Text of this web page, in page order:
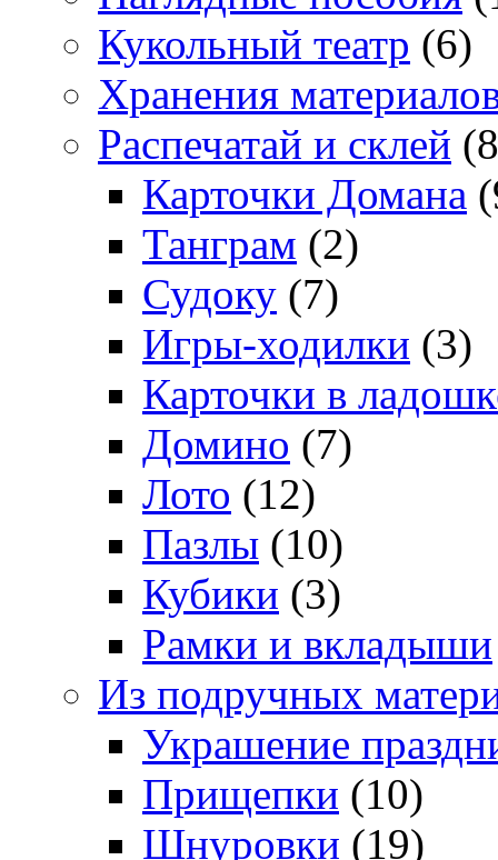
Кукольный театр (6)
Хранения
Распечатай и склей
Карточки Домана
Танграм (2)
Судоку (7)
Игры-ходилки (3)
Карточки в
Домино (7)
Лото (12)
Пазлы (10)
Кубики (3)
Рамки и вкладыши
Из подручных
Украшение
Прищепки (10)
Шнуровки (19)